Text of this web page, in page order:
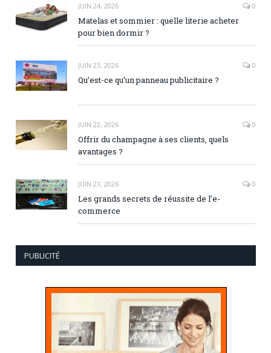
JUIN 24, 2026 0
Matelas et sommier : quelle literie acheter
pour bien dormir ?
JUIN 23, 2026 0
Qu’est-ce qu’un panneau publicitaire ?
JUIN 22, 2026 0
Offrir du champagne à ses clients, quels
avantages ?
JUIN 21, 2026 0
Les grands secrets de réussite de l’e-
commerce
PUBLICITÉ